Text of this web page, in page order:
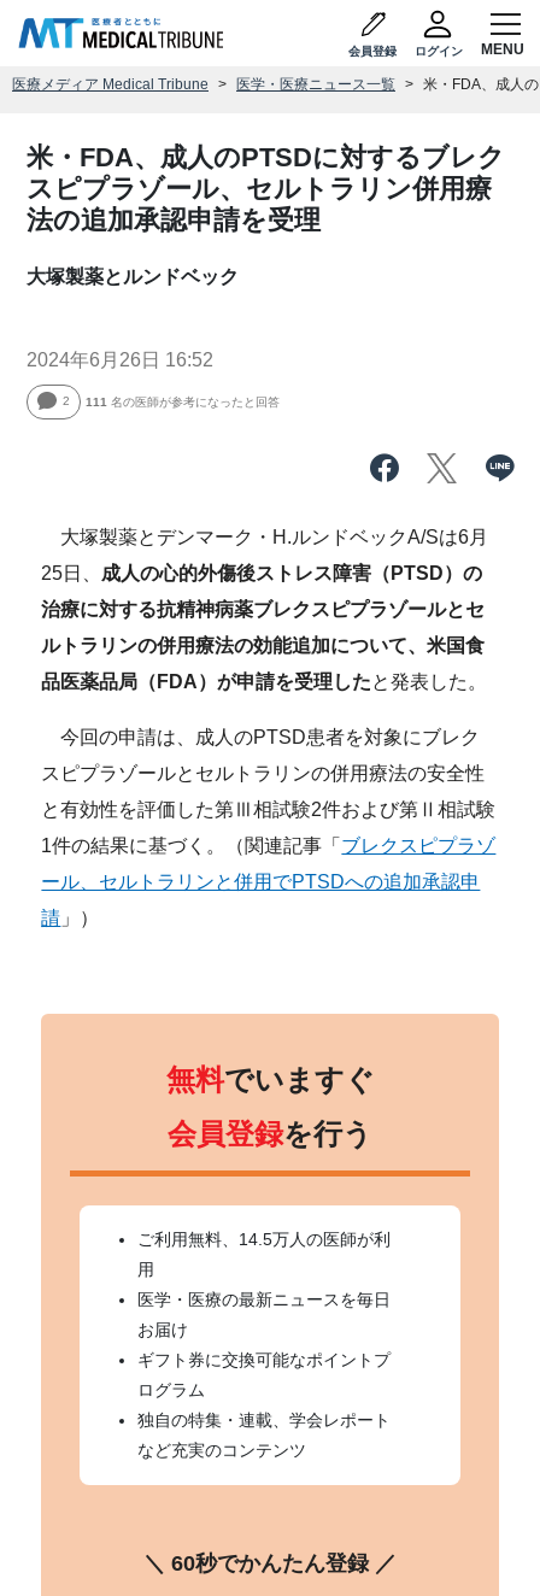
会員登録 ログイン
医療メディア Medical Tribune 医学・医療ニュース一覧 米・FDA、成人
米・FDA、成人のPTSDに対するブレク
スピプラゾール、セルトラリン併用療
法の追加承認申請を受理
大塚製薬とルンドベック
2024年6月26日 16:52
2 111 名の医師が参考になったと回答
大塚製薬とデンマーク・H.ルンドベックA/Sは6月
25日、 成人の心的外傷後ストレス障害（PTSD）の
治療に対する抗精神病薬ブレクスピプラゾールとセ
ルトラリンの併用療法の効能追加について、米国食
品医薬品局（FDA）が申請を受理したと発表した。
今回の申請は、成人のPTSD患者を対象にブレク
スピプラゾールとセルトラリンの併用療法の安全性
と有効性を評価した第Ⅲ相試験2件および第Ⅱ相試験
1件の結果に基づく。（関連記事「 ブレクスピプラゾ
ール、セルトラリンと併用でPTSDへの追加承認申
請 」）
無料でいますぐ
会員登録を行う
ご利用無料、14.5万人の医師が利
用
医学・医療の最新ニュースを毎日
お届け
ギフト券に交換可能なポイントプ
ログラム
独自の特集・連載、学会レポート
など充実のコンテンツ
＼ 60秒でかんたん登録 ／